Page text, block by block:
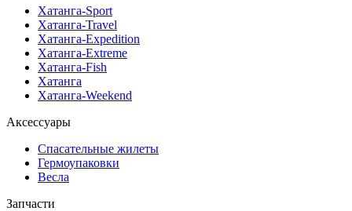
Хатанга-Sport
Хатанга-Travel
Хатанга-Expedition
Хатанга-Extreme
Хатанга-Fish
Хатанга
Хатанга-Weekend
Аксессуары
Спасательные жилеты
Гермоупаковки
Весла
Запчасти